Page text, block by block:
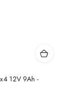
12V 9Ah -